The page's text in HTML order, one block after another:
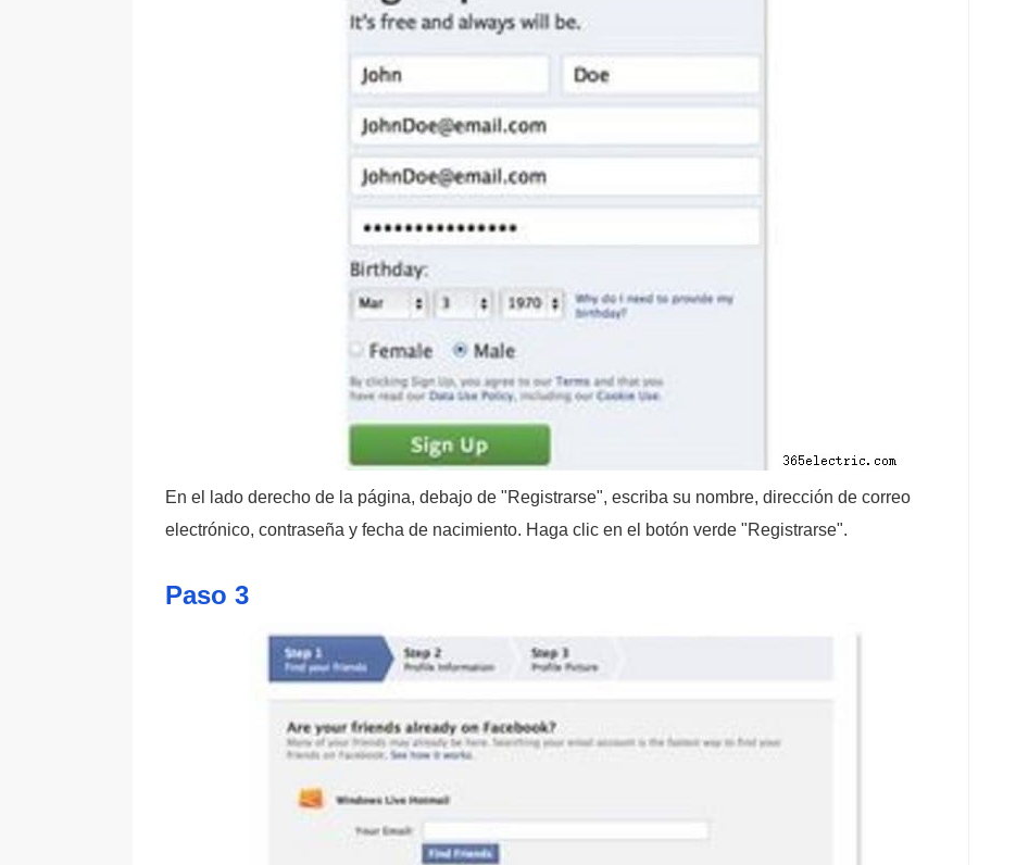
En el lado derecho de la página, debajo de "Registrarse", escriba su nombre, dirección de correo
electrónico, contraseña y fecha de nacimiento. Haga clic en el botón verde "Registrarse".
Paso 3